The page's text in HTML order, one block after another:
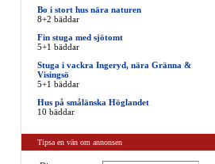
Bo i stort hus nära naturen
8+2 bäddar
Fin stuga med sjötomt
5+1 bäddar
Stuga i vackra Ingeryd, nära Gränna &
Visingsö
5+1 bäddar
Hus på smålänska Höglandet
10 bäddar
Tipsa en vän om annonsen